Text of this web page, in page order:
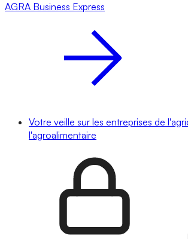
AGRA Business Express
Votre veille sur les entreprises de
l'agroalimentaire